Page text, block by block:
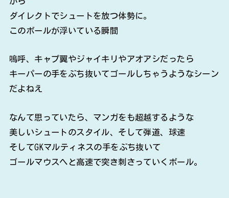
ダイレクトでシュートを放つ体勢に。
このボールが浮いている瞬間
嗚呼、キャプ翼やジャイキリやアオアシだったら
キーパーの手をぶち抜いてゴールしちゃうようなシーン
だよねえ
なんて思っていたら、マンガをも超越するような
美しいシュートのスタイル、そして弾道、球速
そしてGKマルティネスの手をぶち抜いて
ゴールマウスへと高速で突き刺さっていくボール。